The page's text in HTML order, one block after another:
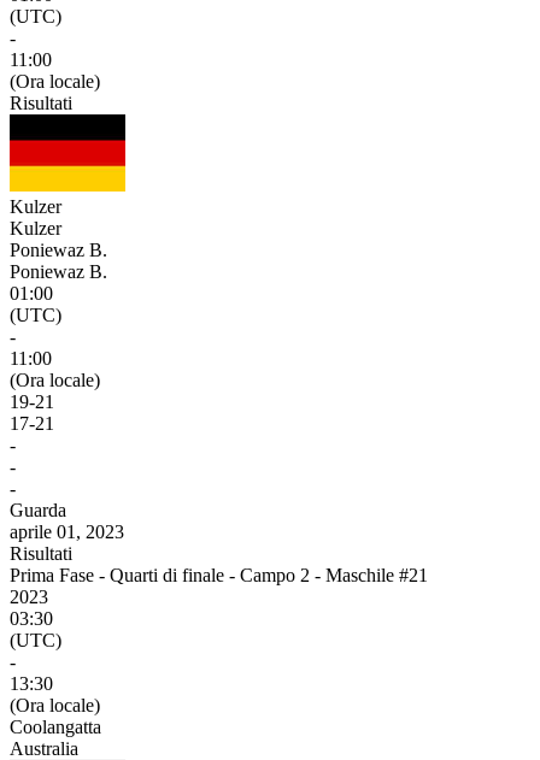
(UTC)
-
11:00
(Ora locale)
Risultati
Kulzer
Kulzer
Poniewaz B.
Poniewaz B.
01:00
(UTC)
-
11:00
(Ora locale)
19-21
17-21
-
-
-
Guarda
aprile 01, 2023
Risultati
Prima Fase - Quarti di finale - Campo 2 - Maschile #21
2023
03:30
(UTC)
-
13:30
(Ora locale)
Coolangatta
Australia